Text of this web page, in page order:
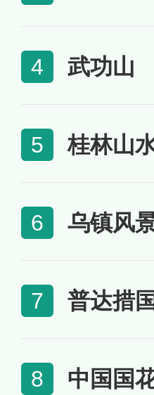
4 武功山
5 桂林山
6 乌镇风
7 普达措
8 中国国